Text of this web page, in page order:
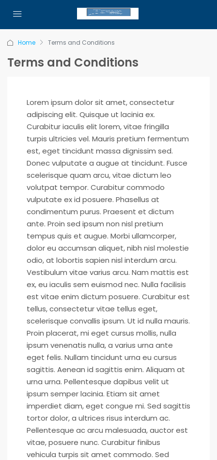
Home Terms and Conditions
Terms and Conditions
Lorem ipsum dolor sit amet, consectetur
adipiscing elit. Quisque ut lacinia ex.
Curabitur iaculis elit lorem, vitae fringilla
turpis ultricies vel. Mauris pretium fermentum
est, eget tincidunt massa dignissim sed.
Donec vulputate a augue at tincidunt. Fusce
scelerisque quam arcu, vitae dictum leo
volutpat tempor. Curabitur commodo
vulputate ex id posuere. Phasellus at
condimentum purus. Praesent et dictum
ante. Proin sed ipsum non nisl pretium
tempus quis et augue. Morbi ullamcorper,
dolor eu accumsan aliquet, nibh nisl molestie
odio, at lobortis sapien nisl interdum arcu.
Vestibulum vitae varius arcu. Nam mattis est
ex, eu iaculis sem euismod nec. Nulla facilisis
est vitae enim dictum posuere. Curabitur est
tellus, consectetur vitae tellus eget,
scelerisque convallis ipsum. Ut id nulla mauris.
Proin placerat, mi eget cursus mollis, nulla
ipsum venenatis nulla, a varius urna ante
eget felis. Nullam tincidunt urna eu cursus
sagittis. Aenean id sagittis enim. Aliquam at
urna urna. Pellentesque dapibus velit ut
ipsum semper lacinia. Etiam sit amet
imperdiet diam, eget congue mi. Sed sagittis
tortor dolor, a ultrices risus interdum ac.
Pellentesque ac arcu malesuada, auctor est
vitae, posuere nunc. Curabitur finibus
vehicula turpis sit amet commodo. Sed